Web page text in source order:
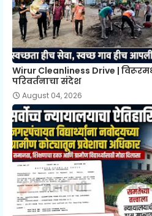
Wirur Cleanliness Drive |
परिवर्तनाचा संदेश
August 04, 2026